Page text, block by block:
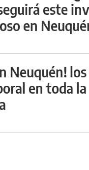
este
en
Neuquén!
en toda la